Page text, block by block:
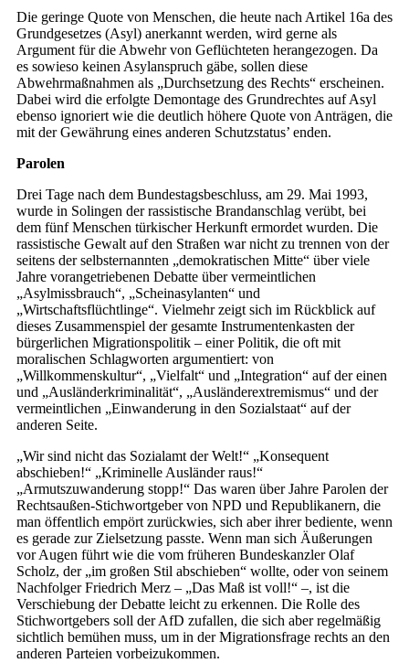
Die geringe Quote von Menschen, die heute nach Artikel 16a des
Grundgesetzes (Asyl) anerkannt werden, wird gerne als
Argument für die Abwehr von Geflüchteten herangezogen. Da
es sowieso keinen Asylanspruch gäbe, sollen diese
Abwehrmaßnahmen als „Durchsetzung des Rechts“ erscheinen.
Dabei wird die erfolgte Demontage des Grundrechtes auf Asyl
ebenso ignoriert wie die deutlich höhere Quote von Anträgen, die
mit der Gewährung eines anderen Schutzstatus’ enden.
Parolen
Drei Tage nach dem Bundestagsbeschluss, am 29. Mai 1993,
wurde in Solingen der rassistische Brandanschlag verübt, bei
dem fünf Menschen türkischer Herkunft ermordet wurden. Die
rassistische Gewalt auf den Straßen war nicht zu trennen von der
seitens der selbsternannten „demokratischen Mitte“ über viele
Jahre vorangetriebenen Debatte über vermeintlichen
„Asylmissbrauch“, „Scheinasylanten“ und
„Wirtschaftsflüchtlinge“. Vielmehr zeigt sich im Rückblick auf
dieses Zusammenspiel der gesamte Instrumentenkasten der
bürgerlichen Migrationspolitik – einer Politik, die oft mit
moralischen Schlagworten argumentiert: von
„Willkommenskultur“, „Vielfalt“ und „Integration“ auf der einen
und „Ausländerkriminalität“, „Ausländerextremismus“ und der
vermeintlichen „Einwanderung in den Sozialstaat“ auf der
anderen Seite.
„Wir sind nicht das Sozialamt der Welt!“ „Konsequent
abschieben!“ „Kriminelle Ausländer raus!“
„Armutszuwanderung stopp!“ Das waren über Jahre Parolen der
Rechtsaußen-Stichwortgeber von NPD und Republikanern, die
man öffentlich empört zurückwies, sich aber ihrer bediente, wenn
es gerade zur Zielsetzung passte. Wenn man sich Äußerungen
vor Augen führt wie die vom früheren Bundeskanzler Olaf
Scholz, der „im großen Stil abschieben“ wollte, oder von seinem
Nachfolger Friedrich Merz – „Das Maß ist voll!“ –, ist die
Verschiebung der Debatte leicht zu erkennen. Die Rolle des
Stichwortgebers soll der AfD zufallen, die sich aber regelmäßig
sichtlich bemühen muss, um in der Migrationsfrage rechts an den
anderen Parteien vorbeizukommen.